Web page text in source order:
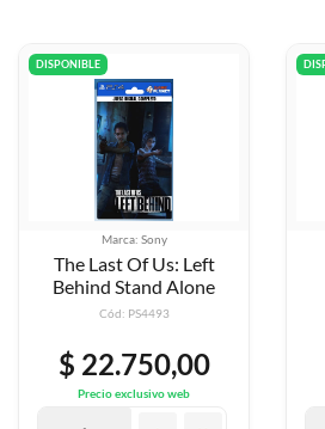
DISPONIBLE
Marca: Sony
The Order: 1886
Cód: PS4495
$ 42.590,00
Precio exclusivo web